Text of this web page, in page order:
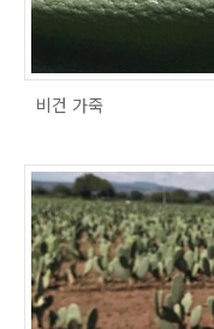
비건 가죽